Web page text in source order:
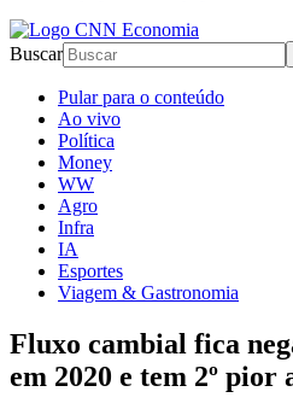
Buscar
Pular para o conteúdo
Ao vivo
Política
Money
WW
Agro
Infra
IA
Esportes
Viagem & Gastronomia
Fluxo cambial fica
em 2020 e tem 2º pior